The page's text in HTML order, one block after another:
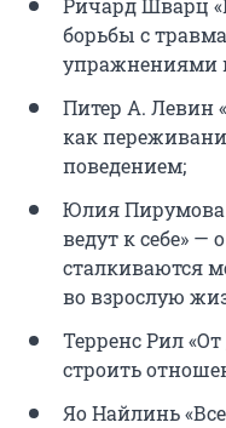
Ричард Шварц
борьбы с
упражнениями
Питер А. Левин
как
поведением;
Юлия Пирумова
ведут к себе» —
сталкиваются
во взрослую
Терренс Рил
строить
Яо Найлинь